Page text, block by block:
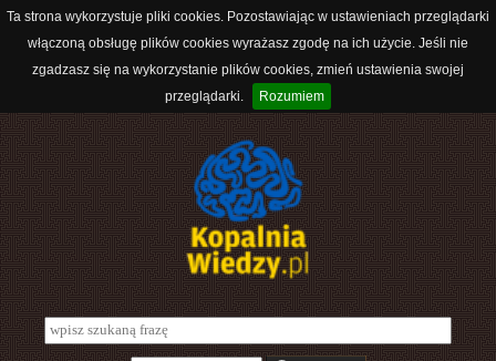
Ta strona wykorzystuje pliki cookies. Pozostawiając w ustawieniach przeglądarki
włączoną obsługę plików cookies wyrażasz zgodę na ich użycie. Jeśli nie
zgadzasz się na wykorzystanie plików cookies, zmień ustawienia swojej
przeglądarki.
Rozumiem